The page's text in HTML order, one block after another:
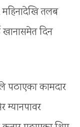
तलब
दिन
पठाएका कामदार
म्यानपावर